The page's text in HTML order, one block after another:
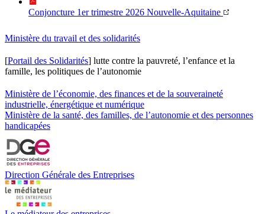
Conjoncture 1er trimestre 2026 Nouvelle-Aquitaine
Ministère du travail et des solidarités
[Portail des Solidarités] lutte contre la pauvreté, l’enfance et la
famille, les politiques de l’autonomie
Ministère de l’économie, des finances et de la souveraineté
industrielle, énergétique et numérique
Ministère de la santé, des familles, de l’autonomie et des personnes
handicapées
Direction Générale des Entreprises